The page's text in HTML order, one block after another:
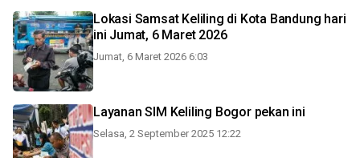
Lokasi Samsat Keliling di Kota Bandung hari
ini Jumat, 6 Maret 2026
Jumat, 6 Maret 2026 6:03
Layanan SIM Keliling Bogor pekan ini
Selasa, 2 September 2025 12:22